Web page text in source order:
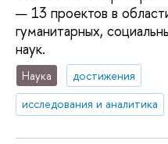
— 13 проектов в
гуманитарных,
наук.
Наука
достижения
исследования и аналитика